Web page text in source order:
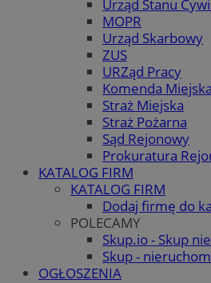
Urząd Stanu
MOPR
Urząd Skarbowy
ZUS
URZąd Pracy
Komenda
Straż Miejska
Straż Pożarna
Sąd Rejonowy
Prokuratura
KATALOG FIRM
KATALOG FIRM
Dodaj firmę do
POLECAMY
Skup.io - Skup
Skup -
OGŁOSZENIA